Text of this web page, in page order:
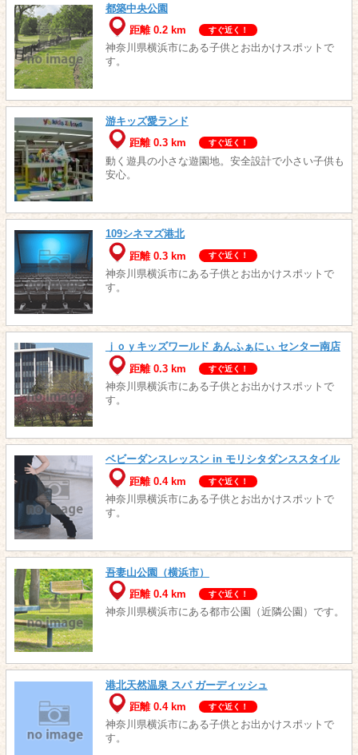
都築中央公園
距離 0.2 km
すぐ近く！
神奈川県横浜市にある子供とお出かけスポットで
す。
游キッズ愛ランド
距離 0.3 km
すぐ近く！
動く遊具の小さな遊園地。安全設計で小さい子供も
安心。
109シネマズ港北
距離 0.3 km
すぐ近く！
神奈川県横浜市にある子供とお出かけスポットで
す。
ｊｏｙキッズワールド あんふぁにぃ センター南店
距離 0.3 km
すぐ近く！
神奈川県横浜市にある子供とお出かけスポットで
す。
ベビーダンスレッスン in モリシタダンススタイル
距離 0.4 km
すぐ近く！
神奈川県横浜市にある子供とお出かけスポットで
す。
吾妻山公園（横浜市）
距離 0.4 km
すぐ近く！
神奈川県横浜市にある都市公園（近隣公園）です。
港北天然温泉 スパ ガーディッシュ
距離 0.4 km
すぐ近く！
神奈川県横浜市にある子供とお出かけスポットで
す。